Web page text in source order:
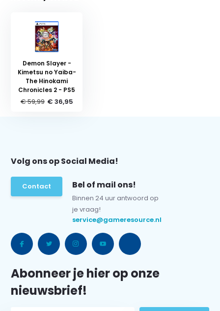
Demon Slayer -
Kimetsu no Yaiba-
The Hinokami
Chronicles 2 - PS5
€ 59,99 € 36,95
Volg ons op Social Media!
Contact Bel of mail ons!
Binnen 24 uur antwoord op
je vraag!
service@gameresource.nl
Abonneer je hier op onze
nieuwsbrief!